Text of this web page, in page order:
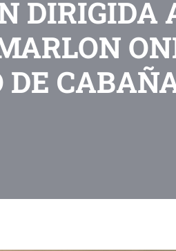
DIRIGIDA